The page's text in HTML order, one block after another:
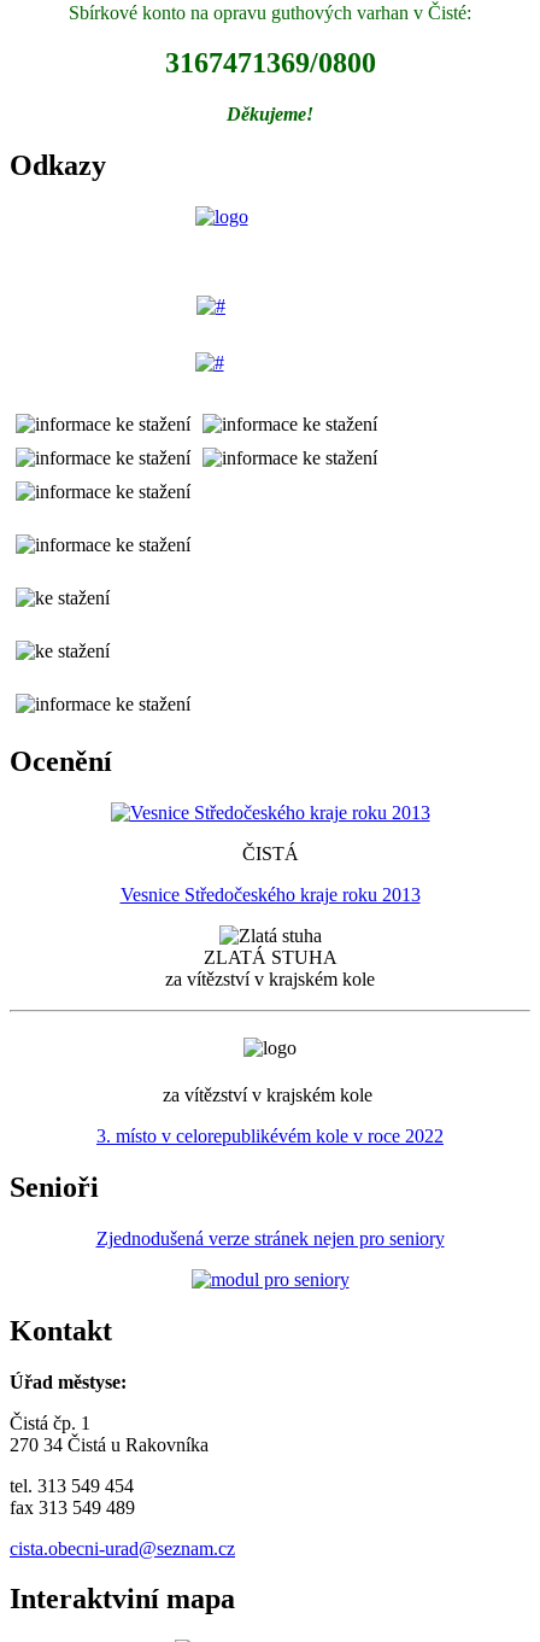
Sbírkové konto na opravu guthových varhan v Čisté:
3167471369/0800
Děkujeme!
Odkazy
Ocenění
ČISTÁ
Vesnice Středočeského kraje roku 2013
ZLATÁ STUHA
za vítězství v krajském kole
za vítězství v krajském kole
3. místo v celorepublikévém kole v roce 2022
Senioři
Zjednodušená verze stránek nejen pro seniory
Kontakt
Úřad městyse:
Čistá čp. 1
270 34 Čistá u Rakovníka
tel. 313 549 454
fax 313 549 489
cista.obecni-urad@seznam.cz
Interaktviní mapa